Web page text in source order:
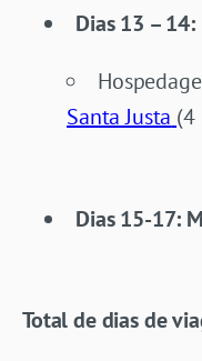
Dias 13 – 14:
Santa Justa (4
Dias 15-17:
Total de dias de